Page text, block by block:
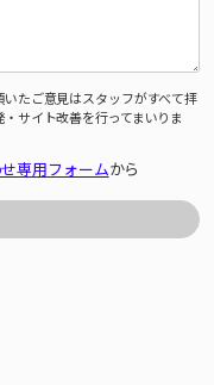
たご意見はスタッフがすべて拝
サイト改善を行ってまいりま
専用フォームから